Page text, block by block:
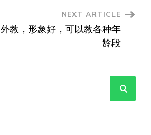
NEXT ARTICLE
教，形象好，可以教各种年
龄段